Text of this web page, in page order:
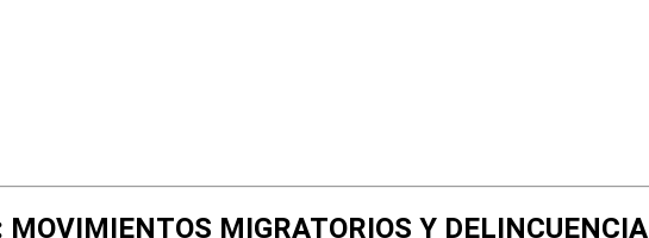
MIGRATORIOS Y DELINCUENCIA